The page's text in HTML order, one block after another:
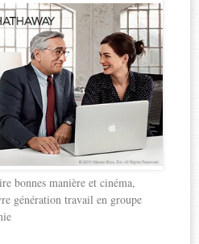
bonnes manière et cinéma,
génération travail en groupe